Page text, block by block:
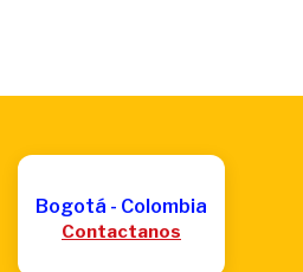
Bogotá - Colombia
Contactanos